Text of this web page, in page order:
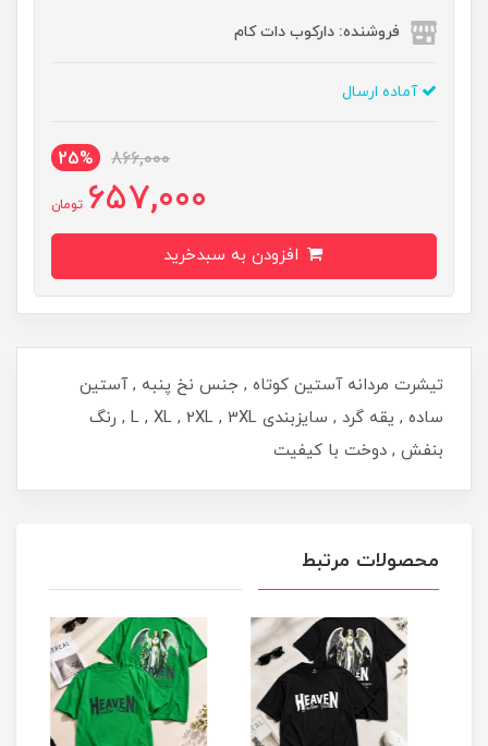
فروشنده: دارکوب دات کام
آماده ارسال
866,000
25%
657,000 تومان
تیشرت مردانه آستین کوتاه , جنس نخ پنبه , آستین
ساده , یقه گرد , سایزبندی L , XL , 2XL , 3XL , رنگ
بنفش , دوخت با کیفیت
محصولات مرتبط